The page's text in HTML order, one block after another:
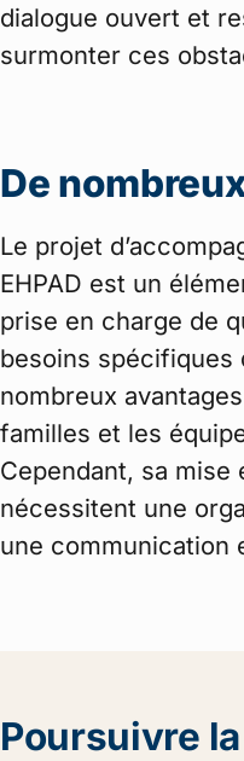
dialogue ouvert et
surmonter ces
De
Le projet
EHPAD est un
prise en charge de
besoins spécifiques
nombreux
familles et les
Cependant, sa
nécessitent une
une communication
Poursuivre